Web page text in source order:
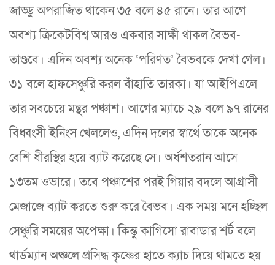
জাড্ডু অপরাজিত থাকেন ৩৫ বলে ৪৫ রানে। তার আগে
অবশ্য ক্রিকেটবিশ্ব আরও একবার সাক্ষী থাকল বৈভব-
তাণ্ডবে। এদিন অবশ্য অনেক ‘পরিণত’ বৈভবকে দেখা গেল।
৩১ বলে হাফসেঞ্চুরি করল বাঁহাতি তারকা। যা আইপিএলে
তার সবচেয়ে মন্থর পঞ্চাশ। আগের ম্যাচে ২৯ বলে ৯৭ রানের
বিধ্বংসী ইনিংস খেললেও, এদিন দলের স্বার্থে তাকে অনেক
বেশি ধীরস্থির হয়ে ব্যাট করেছে সে। অর্ধশতরান আসে
১৩তম ওভারে। তবে পঞ্চাশের পরই গিয়ার বদলে আগ্রাসী
মেজাজে ব্যাট করতে শুরু করে বৈভব। এক সময় মনে হচ্ছিল
সেঞ্চুরি সময়ের অপেক্ষা। কিন্তু কাগিসো রাবাডার শর্ট বলে
থার্ডম্যান অঞ্চলে প্রসিদ্ধ কৃষ্ণের হাতে ক্যাচ দিয়ে থামতে হয়